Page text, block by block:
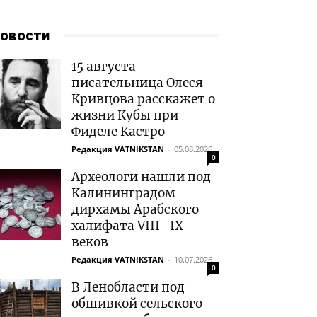
15 августа
писательница Олеся
Кривцова расскажет о
жизни Кубы при
Фиделе Кастро
Редакция VATNIKSTAN - 05.08.2026
0
Археологи нашли под
Калининградом
дирхамы Арабского
халифата VIII–IX
веков
Редакция VATNIKSTAN - 10.07.2026
0
В Ленобласти под
обшивкой сельского